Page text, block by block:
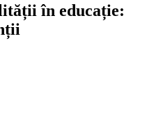
în educație: